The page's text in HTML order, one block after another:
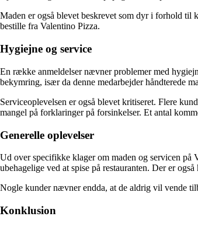
Maden er også blevet beskrevet som dyr i forhold til
bestille fra Valentino Pizza.
Hygiejne og service
En række anmeldelser nævner problemer med
bekymring, især da denne medarbejder håndterede
Serviceoplevelsen er også blevet kritiseret. Flere
mangel på forklaringer på forsinkelser. Et antal
Generelle oplevelser
Ud over specifikke klager om maden og servicen på
ubehagelige ved at spise på restauranten. Der er
Nogle kunder nævner endda, at de aldrig vil vende
Konklusion